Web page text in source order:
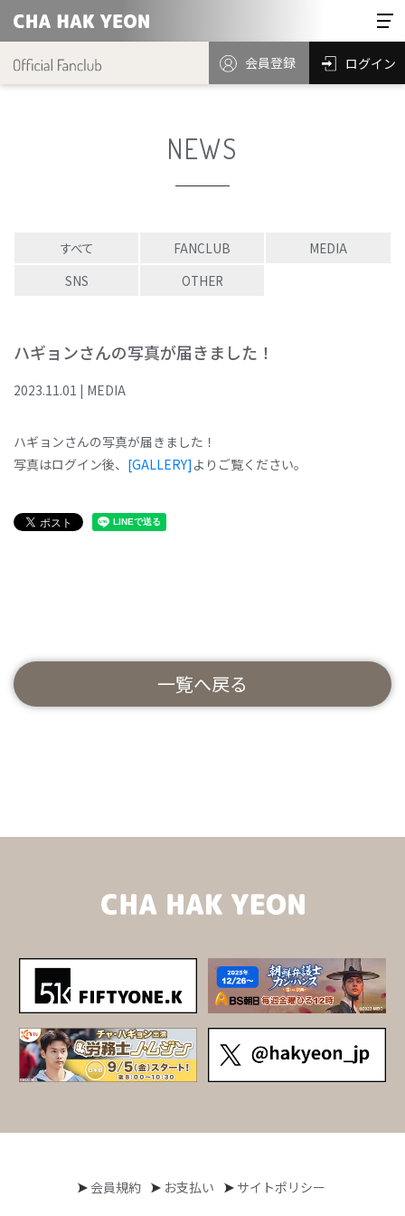
会員登録 ログイン
NEWS
すべて FANCLUB
MEDIA
SNS
OTHER
ハギョンさんの写真が届きました！
2023.11.01 | MEDIA
ハギョンさんの写真が届きました！
写真はログイン後、 [GALLERY] よりご覧ください。
一覧へ戻る
会員規約 お支払い サイトポリシー